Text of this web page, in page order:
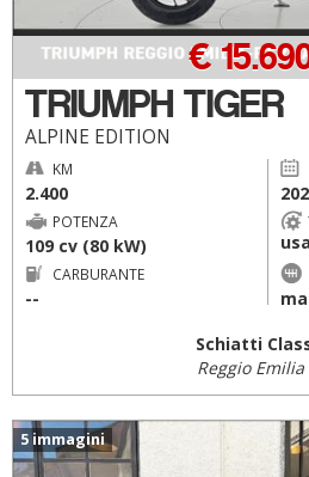
TRIUMPH TIGER
ALPINE EDITION
€
KM
2.400
POTENZA
109 cv (80 kW)
CARBURANTE
--
Schiatti
Reggio Emilia
5 immagini